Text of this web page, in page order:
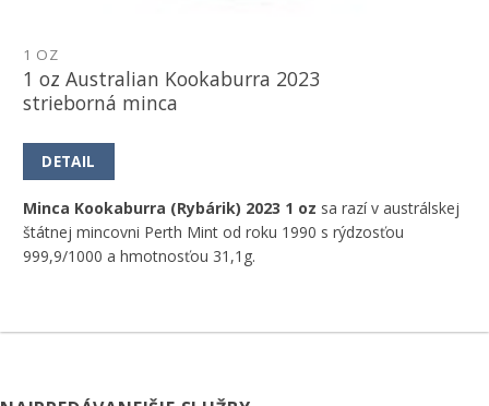
1 OZ
1 oz Australian Kookaburra 2023
strieborná minca
DETAIL
Minca Kookaburra (Rybárik) 2023 1 oz sa razí v austrálskej
štátnej mincovni Perth Mint od roku 1990 s rýdzosťou
999,9/1000 a hmotnosťou 31,1g.